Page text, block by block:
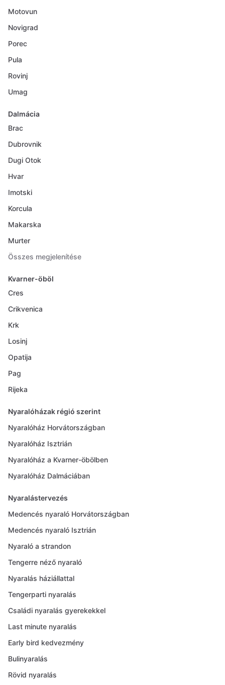
Motovun
Novigrad
Porec
Pula
Rovinj
Umag
Dalmácia
Brac
Dubrovnik
Dugi Otok
Hvar
Imotski
Korcula
Makarska
Murter
Összes megjelenítése
Kvarner-öböl
Cres
Crikvenica
Krk
Losinj
Opatija
Pag
Rijeka
Nyaralóházak régió szerint
Nyaralóház Horvátországban
Nyaralóház Isztrián
Nyaralóház a Kvarner-öbölben
Nyaralóház Dalmáciában
Nyaralástervezés
Medencés nyaraló Horvátországban
Medencés nyaraló Isztrián
Nyaraló a strandon
Tengerre néző nyaraló
Nyaralás háziállattal
Tengerparti nyaralás
Családi nyaralás gyerekekkel
Last minute nyaralás
Early bird kedvezmény
Bulinyaralás
Rövid nyaralás